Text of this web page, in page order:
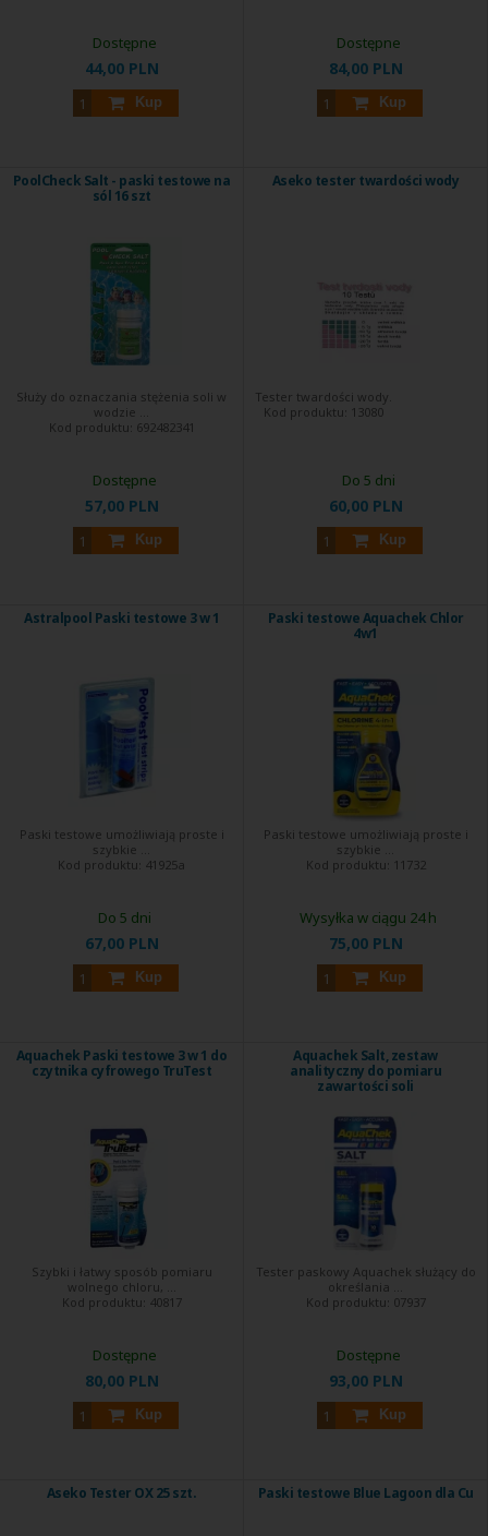
44,00 PLN
Kup
Dostępne
84,00 PLN
Kup
Dostępne
PoolCheck Salt - paski testowe na
sól 16 szt
Służy do oznaczania stężenia soli w
wodzie ...
Kod produktu: 692482341
57,00 PLN
Kup
Dostępne
Aseko tester twardości wody
Tester twardości wody.
Kod produktu: 13080
60,00 PLN
Kup
Do 5 dni
Astralpool Paski testowe 3 w 1
Paski testowe umożliwiają proste i
szybkie ...
Kod produktu: 41925a
67,00 PLN
Kup
Do 5 dni
Paski testowe Aquachek Chlor
4w1
Paski testowe umożliwiają proste i
szybkie ...
Kod produktu: 11732
75,00 PLN
Kup
Wysyłka w ciągu 24 h
Aquachek Paski testowe 3 w 1 do
czytnika cyfrowego TruTest
Szybki i łatwy sposób pomiaru
wolnego chloru, ...
Kod produktu: 40817
80,00 PLN
Kup
Dostępne
Aquachek Salt, zestaw
analityczny do pomiaru
zawartości soli
Tester paskowy Aquachek służący do
określania ...
Kod produktu: 07937
93,00 PLN
Kup
Dostępne
Aseko Tester OX 25 szt. Paski testowe Blue Lagoon dla Cu